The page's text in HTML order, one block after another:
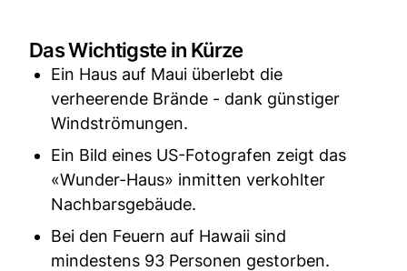
Das Wichtigste in Kürze
Ein Haus auf Maui überlebt die
verheerende Brände - dank günstiger
Windströmungen.
Ein Bild eines US-Fotografen zeigt das
«Wunder-Haus» inmitten verkohlter
Nachbarsgebäude.
Bei den Feuern auf Hawaii sind
mindestens 93 Personen gestorben.